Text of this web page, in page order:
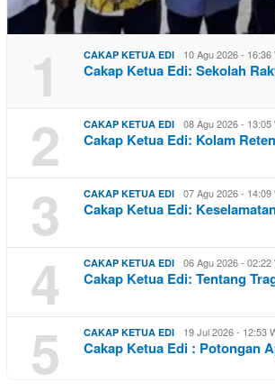
1 CAKAP KETUA EDI 10 Agu 2026 - 16:36
Cakap Ketua Edi: Sekolah
2 CAKAP KETUA EDI 08 Agu 2026 - 13:05
Cakap Ketua Edi: Kolam
3 CAKAP KETUA EDI 07 Agu 2026 - 14:09
Cakap Ketua Edi:
4 CAKAP KETUA EDI 06 Agu 2026 - 02:22
Cakap Ketua Edi: Tentang
5 CAKAP KETUA EDI 19 Jul 2026 - 12:53
Cakap Ketua Edi : Potongan